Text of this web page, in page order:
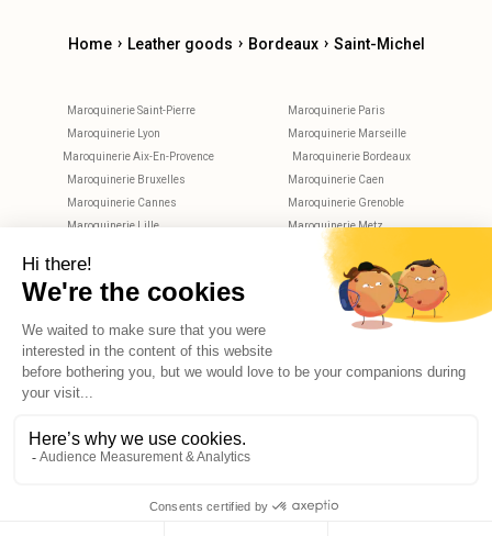
Home › Leather goods › Bordeaux › Saint-Michel
Maroquinerie Saint-Pierre
Maroquinerie Paris
Maroquinerie Lyon
Maroquinerie Marseille
Maroquinerie Aix-En-Provence
Maroquinerie Bordeaux
Maroquinerie Bruxelles
Maroquinerie Caen
Maroquinerie Cannes
Maroquinerie Grenoble
Maroquinerie Lille
Maroquinerie Metz
Maroquinerie Nantes
Maroquinerie Nice
Maroquinerie Nimes
Maroquinerie Rennes
Maroquinerie Rouen
Maroquinerie Toulouse
Maroquinerie Tours
© 2026 Reekom. All Rights Reserved.
Hello, do you have any questions?